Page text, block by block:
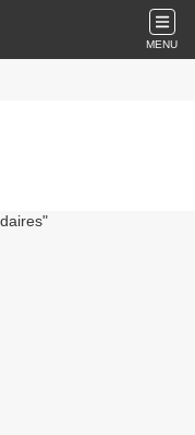
MENU